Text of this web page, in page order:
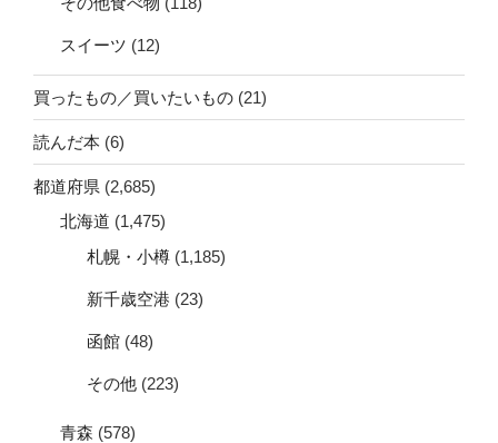
スイーツ (12)
買ったもの／買いたいもの (21)
読んだ本 (6)
都道府県 (2,685)
北海道 (1,475)
札幌・小樽 (1,185)
新千歳空港 (23)
函館 (48)
その他 (223)
青森 (578)